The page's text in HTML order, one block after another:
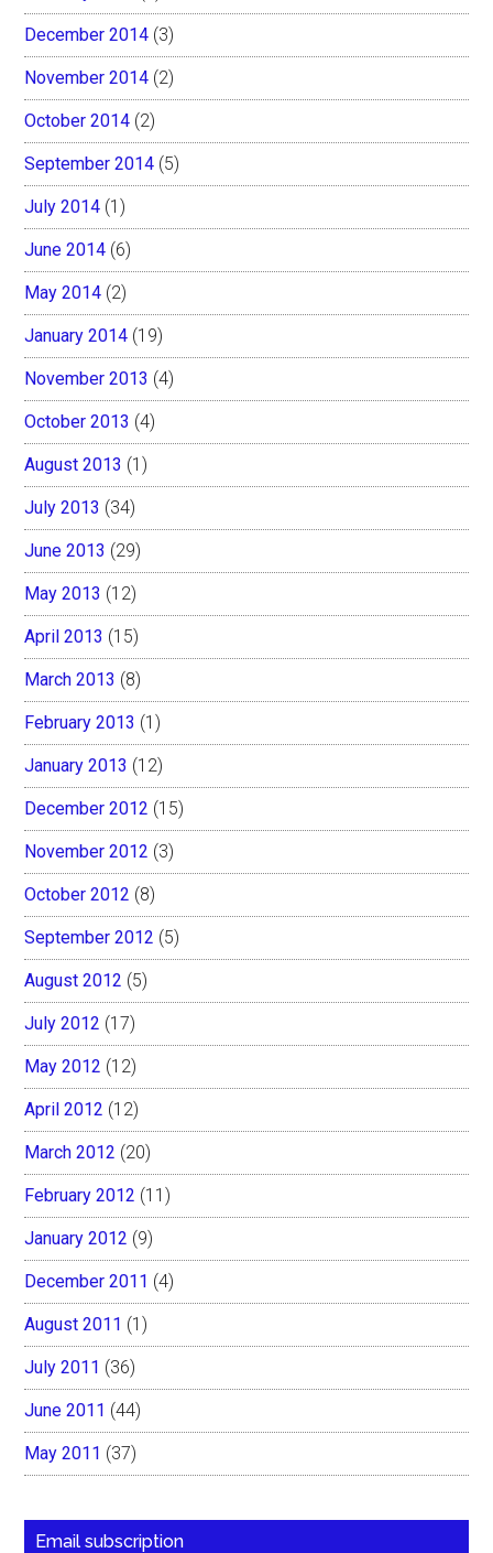
December 2014 (3)
November 2014 (2)
October 2014 (2)
September 2014 (5)
July 2014 (1)
June 2014 (6)
May 2014 (2)
January 2014 (19)
November 2013 (4)
October 2013 (4)
August 2013 (1)
July 2013 (34)
June 2013 (29)
May 2013 (12)
April 2013 (15)
March 2013 (8)
February 2013 (1)
January 2013 (12)
December 2012 (15)
November 2012 (3)
October 2012 (8)
September 2012 (5)
August 2012 (5)
July 2012 (17)
May 2012 (12)
April 2012 (12)
March 2012 (20)
February 2012 (11)
January 2012 (9)
December 2011 (4)
August 2011 (1)
July 2011 (36)
June 2011 (44)
May 2011 (37)
Email subscription